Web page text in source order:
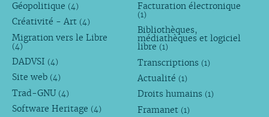
Géopolitique (4)
Créativité - Art (4)
Migration vers le Libre
(4)
DADVSI (4)
Site web (4)
Trad-GNU (4)
Software Heritage (4)
Facturation électronique
(1)
Bibliothèques,
médiathèques et logiciel
libre (1)
Transcriptions (1)
Actualité (1)
Droits humains (1)
Framanet (1)